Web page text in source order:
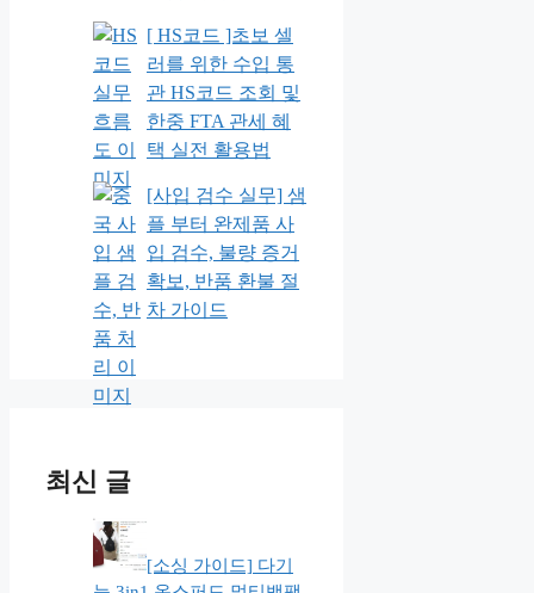
[ HS코드 ]초보 셀
러를 위한 수입 통
관 HS코드 조회 및
한중 FTA 관세 혜
택 실전 활용법
[사입 검수 실무] 샘
플 부터 완제품 사
입 검수, 불량 증거
확보, 반품 환불 절
차 가이드
최신 글
[소싱 가이드] 다기